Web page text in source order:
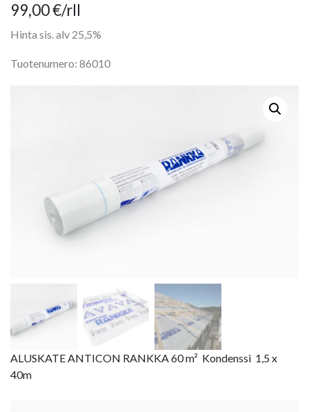
99,00€/rll
Hinta sis. alv 25,5%
Tuotenumero: 86010
ALUSKATE ANTICON RANKKA 60 m² Kondenssi 1,5 x
40m